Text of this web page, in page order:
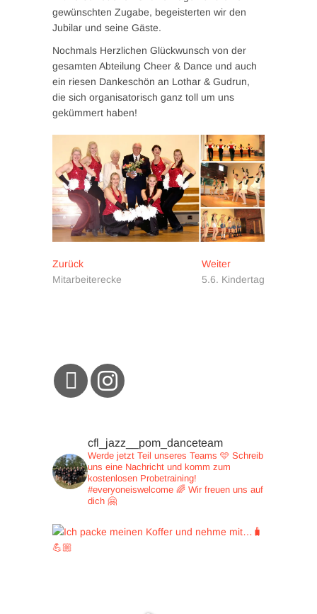
gewünschten Zugabe, begeisterten wir den
Jubilar und seine Gäste.
Nochmals Herzlichen Glückwunsch von der
gesamten Abteilung Cheer & Dance und auch
ein riesen Dankeschön an Lothar & Gudrun,
die sich organisatorisch ganz toll um uns
gekümmert haben!
Beitragsnavigation
ZurückVorheriger
Beitrag:
Mitarbeiterecke
WeiterNächster
Beitrag:
5.6. Kindertag
cfl_jazz__pom_danceteam
Werde jetzt Teil unseres Teams 🩵 Schreib
uns eine Nachricht und komm zum
kostenlosen Probetraining!
#everyoneiswelcome 🌈 Wir freuen uns auf
dich 🤗